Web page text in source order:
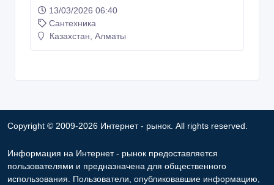
13/03/2026 06:40
Сантехника
Казахстан, Алматы
Copyright © 2009-2026 Интернет - рынок. All rights reserved.
Информация на Интернет - рынок предоставляется
пользователями и предназначена для общественного
использования. Пользователи, опубликовавшие информацию,